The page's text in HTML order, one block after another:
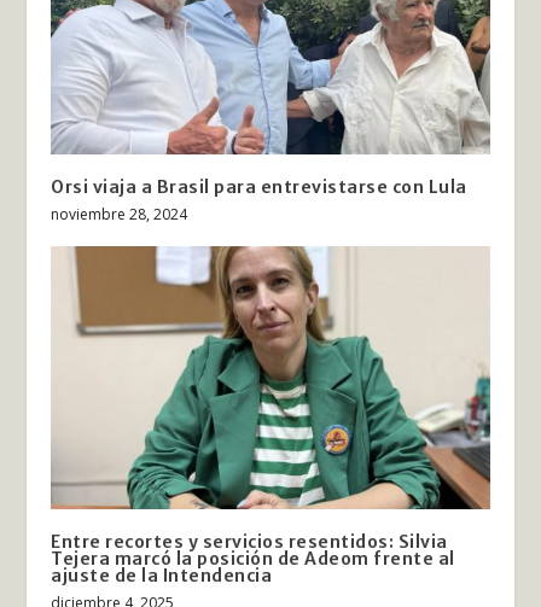
Orsi viaja a Brasil para entrevistarse con Lula
noviembre 28, 2024
Entre recortes y servicios resentidos: Silvia
Tejera marcó la posición de Adeom frente al
ajuste de la Intendencia